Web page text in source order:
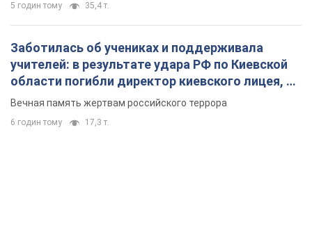
5 годин тому 35,4 т.
Заботилась об учениках и поддерживала
учителей: в результате удара РФ по Киевской
области погибли директор киевского лицея, её
муж и внук
Вечная память жертвам российского террора
6 годин тому 17,3 т.